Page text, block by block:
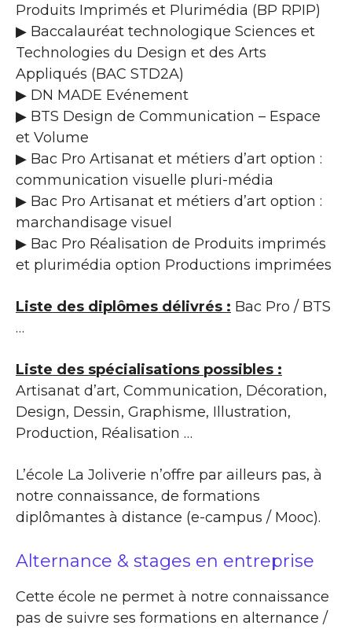
Produits Imprimés et Plurimédia (BP RPIP)
▶ Baccalauréat technologique Sciences et
Technologies du Design et des Arts
Appliqués (BAC STD2A)
▶ DN MADE Evénement
▶ BTS Design de Communication – Espace
et Volume
▶ Bac Pro Artisanat et métiers d’art option :
communication visuelle pluri-média
▶ Bac Pro Artisanat et métiers d’art option :
marchandisage visuel
▶ Bac Pro Réalisation de Produits imprimés
et plurimédia option Productions imprimées
Liste des diplômes délivrés : Bac Pro / BTS
…
Liste des spécialisations possibles :
Artisanat d’art, Communication, Décoration,
Design, Dessin, Graphisme, Illustration,
Production, Réalisation …
L’école La Joliverie n’offre par ailleurs pas, à
notre connaissance, de formations
diplômantes à distance (e-campus / Mooc).
Alternance & stages en entreprise
Cette école ne permet à notre connaissance
pas de suivre ses formations en alternance /